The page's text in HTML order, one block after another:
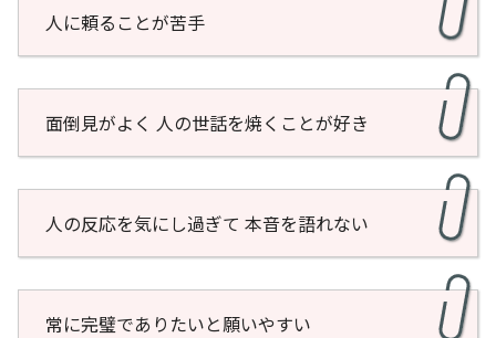
人に頼ることが苦手
面倒見がよく 人の世話を焼くことが好き
人の反応を気にし過ぎて 本音を語れない
常に完璧でありたいと願いやすい